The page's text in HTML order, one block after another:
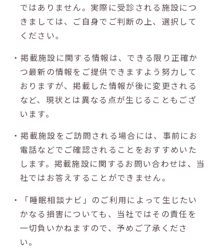
ではありません。実際に受診される施設につ
きましては、ご自身でご判断の上、選択して
ください。
・掲載施設に関する情報は、できる限り正確か
つ最新の情報をご提供できますよう努力して
おりますが、掲載した情報が後に変更される
など、現状とは異なる点が生じることもござ
います。
・掲載施設をご訪問される場合には、事前にお
電話などでご確認されることをおすすめいた
します。掲載施設に関するお問い合わせは、当
社ではお答えすることができません。
・「睡眠相談ナビ」のご利用によって生じたい
かなる損害についても、当社ではその責任を
一切負いかねますので、予めご了承くださ
い。